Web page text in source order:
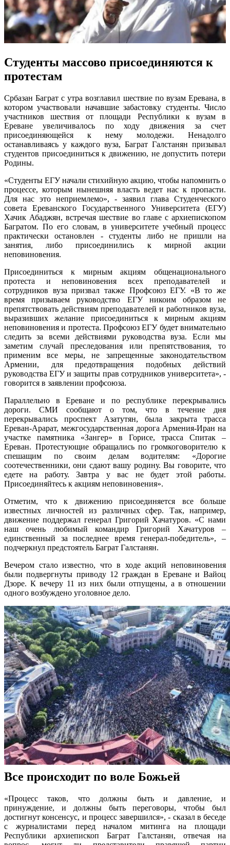
Студенты массово присоединяются к
протестам
Србазан Баграт с утра возглавил шествие по вузам Еревана, в
котором участвовали начавшие забастовку студенты. Число
участников шествия от площади Республики к вузам в
Ереване увеличивалось по ходу движения за счет
присоединяющейся к нему молодежи. Ненадолго
останавливаясь у каждого вуза, Баграт Галстанян призывал
студентов присоединиться к движению, не допустить потери
Родины.
«Студенты ЕГУ начали стихийную акцию, чтобы напомнить о
процессе, которым нынешняя власть ведет нас к пропасти.
Для нас это неприемлемо», - заявил глава Студенческого
совета Ереванского Государственного Университета (ЕГУ)
Хачик Абаджян, встречая шествие во главе с архиепископом
Багратом. По его словам, в университете учебный процесс
практически остановлен - студенты либо не пришли на
занятия, либо присоединились к мирной акции
неповиновения.
Присоединиться к мирным акциям общенационального
протеста и неповиновения всех преподавателей и
сотрудников вуза призвал также Профсоюз ЕГУ. «В то же
время призываем руководство ЕГУ никоим образом не
препятствовать действиям преподавателей и работников вуза,
выразивших желание присоединиться к мирным акциям
неповиновения и протеста. Профсоюз ЕГУ будет внимательно
следить за всеми действиями руководства вуза. Если мы
заметим случай преследования или препятствования, то
применим все меры, не запрещенные законодательством
Армении, для предотвращения подобных действий
руководства ЕГУ и защиты прав сотрудников университета», -
говорится в заявлении профсоюза.
Параллельно в Ереване и по республике перекрывались
дороги. СМИ сообщают о том, что в течение дня
перекрывались проспект Азатутян, была закрыта трасса
Ереван-Арарат, межгосударственная дорога Армения-Иран на
участке памятника «Зангер» в Горисе, трасса Спитак –
Ереван. Протестующие обращались по громкоговорителю к
спешащим по своим делам водителям: «Дорогие
соотечественники, они сдают вашу родину. Вы говорите, что
едете на работу. Завтра у вас не будет этой работы.
Присоединяйтесь к акциям неповиновения».
Отметим, что к движению присоединяется все больше
известных личностей из различных сфер. Так, например,
движение поддержал генерал Григорий Хачатуров. «С нами
наш очень любимый командир Григорий Хачатуров –
единственный за последнее время генерал-победитель», –
подчеркнул предстоятель Баграт Галстанян.
Вечером стало известно, что в ходе акций неповиновения
были подвергнуты приводу 12 граждан в Ереване и Вайоц
Дзоре. К вечеру 11 из них были отпущены, а в отношении
одного возбуждено уголовное дело.
Все происходит по воле Божьей
«Процесс таков, что должны быть и давление, и
принуждение, и должны быть переговоры, чтобы был
достигнут консенсус, и процесс завершился», - сказал в беседе
с журналистами перед началом митинга на площади
Республики архиепископ Баграт Галстанян, отвечая на